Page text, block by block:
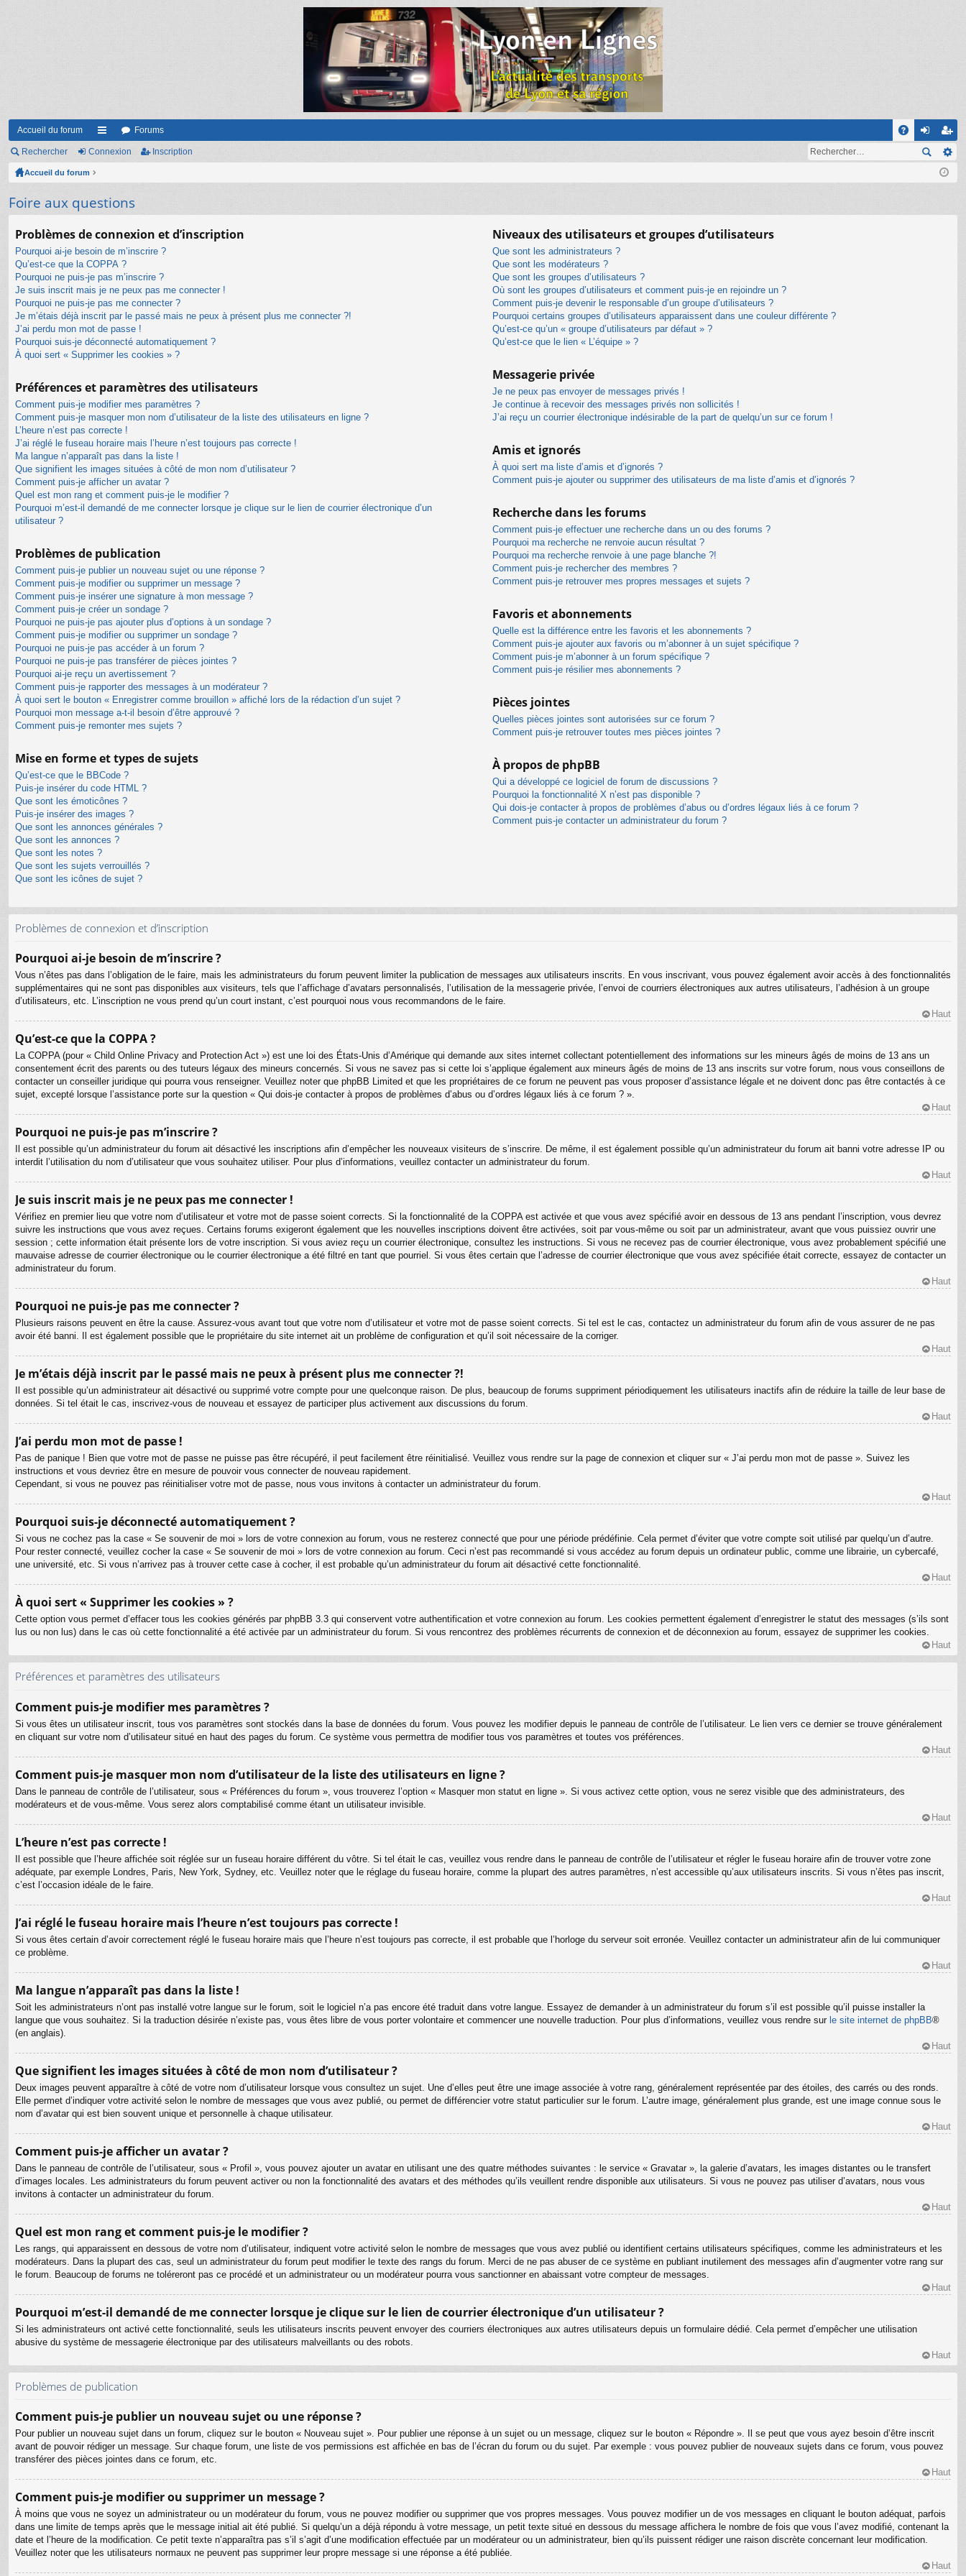
Accueil du forum
ac
ci
s
Forums
on
on
ns
cri
on
Rechercher Connexion Inscription
Accueil du forum
Foire aux questions
Problèmes de connexion et d’inscription
Pourquoi ai-je besoin de m’inscrire ?
Qu’est-ce que la COPPA ?
Pourquoi ne puis-je pas m’inscrire ?
Je suis inscrit mais je ne peux pas me connecter !
Pourquoi ne puis-je pas me connecter ?
Je m’étais déjà inscrit par le passé mais ne peux à présent plus me connecter ?!
J’ai perdu mon mot de passe !
Pourquoi suis-je déconnecté automatiquement ?
À quoi sert « Supprimer les cookies » ?
Préférences et paramètres des utilisateurs
Comment puis-je modifier mes paramètres ?
Comment puis-je masquer mon nom d’utilisateur de la liste des utilisateurs en ligne ?
L’heure n’est pas correcte !
J’ai réglé le fuseau horaire mais l’heure n’est toujours pas correcte !
Ma langue n’apparaît pas dans la liste !
Que signifient les images situées à côté de mon nom d’utilisateur ?
Comment puis-je afficher un avatar ?
Quel est mon rang et comment puis-je le modifier ?
Pourquoi m’est-il demandé de me connecter lorsque je clique sur le lien de courrier électronique d’un
utilisateur ?
Problèmes de publication
Comment puis-je publier un nouveau sujet ou une réponse ?
Comment puis-je modifier ou supprimer un message ?
Comment puis-je insérer une signature à mon message ?
Comment puis-je créer un sondage ?
Pourquoi ne puis-je pas ajouter plus d’options à un sondage ?
Comment puis-je modifier ou supprimer un sondage ?
Pourquoi ne puis-je pas accéder à un forum ?
Pourquoi ne puis-je pas transférer de pièces jointes ?
Pourquoi ai-je reçu un avertissement ?
Comment puis-je rapporter des messages à un modérateur ?
À quoi sert le bouton « Enregistrer comme brouillon » affiché lors de la rédaction d’un sujet ?
Pourquoi mon message a-t-il besoin d’être approuvé ?
Comment puis-je remonter mes sujets ?
Mise en forme et types de sujets
Qu’est-ce que le BBCode ?
Puis-je insérer du code HTML ?
Que sont les émoticônes ?
Puis-je insérer des images ?
Que sont les annonces générales ?
Que sont les annonces ?
Que sont les notes ?
Que sont les sujets verrouillés ?
Que sont les icônes de sujet ?
Niveaux des utilisateurs et groupes d’utilisateurs
Que sont les administrateurs ?
Que sont les modérateurs ?
Que sont les groupes d’utilisateurs ?
Où sont les groupes d’utilisateurs et comment puis-je en rejoindre un ?
Comment puis-je devenir le responsable d’un groupe d’utilisateurs ?
Pourquoi certains groupes d’utilisateurs apparaissent dans une couleur différente ?
Qu’est-ce qu’un « groupe d’utilisateurs par défaut » ?
Qu’est-ce que le lien « L’équipe » ?
Messagerie privée
Je ne peux pas envoyer de messages privés !
Je continue à recevoir des messages privés non sollicités !
J’ai reçu un courrier électronique indésirable de la part de quelqu’un sur ce forum !
Amis et ignorés
À quoi sert ma liste d’amis et d’ignorés ?
Comment puis-je ajouter ou supprimer des utilisateurs de ma liste d’amis et d’ignorés ?
Recherche dans les forums
Comment puis-je effectuer une recherche dans un ou des forums ?
Pourquoi ma recherche ne renvoie aucun résultat ?
Pourquoi ma recherche renvoie à une page blanche ?!
Comment puis-je rechercher des membres ?
Comment puis-je retrouver mes propres messages et sujets ?
Favoris et abonnements
Quelle est la différence entre les favoris et les abonnements ?
Comment puis-je ajouter aux favoris ou m’abonner à un sujet spécifique ?
Comment puis-je m’abonner à un forum spécifique ?
Comment puis-je résilier mes abonnements ?
Pièces jointes
Quelles pièces jointes sont autorisées sur ce forum ?
Comment puis-je retrouver toutes mes pièces jointes ?
À propos de phpBB
Qui a développé ce logiciel de forum de discussions ?
Pourquoi la fonctionnalité X n’est pas disponible ?
Qui dois-je contacter à propos de problèmes d’abus ou d’ordres légaux liés à ce forum ?
Comment puis-je contacter un administrateur du forum ?
Problèmes de connexion et d’inscription
Pourquoi ai-je besoin de m’inscrire ?
Vous n’êtes pas dans l’obligation de le faire, mais les administrateurs du forum peuvent limiter la publication de messages aux utilisateurs inscrits. En vous inscrivant, vous pouvez également avoir accès à des fonctionnalités
supplémentaires qui ne sont pas disponibles aux visiteurs, tels que l’affichage d’avatars personnalisés, l’utilisation de la messagerie privée, l’envoi de courriers électroniques aux autres utilisateurs, l’adhésion à un groupe
d’utilisateurs, etc. L’inscription ne vous prend qu’un court instant, c’est pourquoi nous vous recommandons de le faire.
Haut
Qu’est-ce que la COPPA ?
La COPPA (pour « Child Online Privacy and Protection Act ») est une loi des États-Unis d’Amérique qui demande aux sites internet collectant potentiellement des informations sur les mineurs âgés de moins de 13 ans un
consentement écrit des parents ou des tuteurs légaux des mineurs concernés. Si vous ne savez pas si cette loi s’applique également aux mineurs âgés de moins de 13 ans inscrits sur votre forum, nous vous conseillons de
contacter un conseiller juridique qui pourra vous renseigner. Veuillez noter que phpBB Limited et que les propriétaires de ce forum ne peuvent pas vous proposer d’assistance légale et ne doivent donc pas être contactés à ce
sujet, excepté lorsque l’assistance porte sur la question « Qui dois-je contacter à propos de problèmes d’abus ou d’ordres légaux liés à ce forum ? ».
Haut
Pourquoi ne puis-je pas m’inscrire ?
Il est possible qu’un administrateur du forum ait désactivé les inscriptions afin d’empêcher les nouveaux visiteurs de s’inscrire. De même, il est également possible qu’un administrateur du forum ait banni votre adresse IP ou
interdit l’utilisation du nom d’utilisateur que vous souhaitez utiliser. Pour plus d’informations, veuillez contacter un administrateur du forum.
Haut
Je suis inscrit mais je ne peux pas me connecter !
Vérifiez en premier lieu que votre nom d’utilisateur et votre mot de passe soient corrects. Si la fonctionnalité de la COPPA est activée et que vous avez spécifié avoir en dessous de 13 ans pendant l’inscription, vous devrez
suivre les instructions que vous avez reçues. Certains forums exigeront également que les nouvelles inscriptions doivent être activées, soit par vous-même ou soit par un administrateur, avant que vous puissiez ouvrir une
session ; cette information était présente lors de votre inscription. Si vous aviez reçu un courrier électronique, consultez les instructions. Si vous ne recevez pas de courrier électronique, vous avez probablement spécifié une
mauvaise adresse de courrier électronique ou le courrier électronique a été filtré en tant que pourriel. Si vous êtes certain que l’adresse de courrier électronique que vous avez spécifiée était correcte, essayez de contacter un
administrateur du forum.
Haut
Pourquoi ne puis-je pas me connecter ?
Plusieurs raisons peuvent en être la cause. Assurez-vous avant tout que votre nom d’utilisateur et votre mot de passe soient corrects. Si tel est le cas, contactez un administrateur du forum afin de vous assurer de ne pas
avoir été banni. Il est également possible que le propriétaire du site internet ait un problème de configuration et qu’il soit nécessaire de la corriger.
Haut
Je m’étais déjà inscrit par le passé mais ne peux à présent plus me connecter ?!
Il est possible qu’un administrateur ait désactivé ou supprimé votre compte pour une quelconque raison. De plus, beaucoup de forums suppriment périodiquement les utilisateurs inactifs afin de réduire la taille de leur base de
données. Si tel était le cas, inscrivez-vous de nouveau et essayez de participer plus activement aux discussions du forum.
Haut
J’ai perdu mon mot de passe !
Pas de panique ! Bien que votre mot de passe ne puisse pas être récupéré, il peut facilement être réinitialisé. Veuillez vous rendre sur la page de connexion et cliquer sur « J’ai perdu mon mot de passe ». Suivez les
instructions et vous devriez être en mesure de pouvoir vous connecter de nouveau rapidement.
Cependant, si vous ne pouvez pas réinitialiser votre mot de passe, nous vous invitons à contacter un administrateur du forum.
Haut
Pourquoi suis-je déconnecté automatiquement ?
Si vous ne cochez pas la case « Se souvenir de moi » lors de votre connexion au forum, vous ne resterez connecté que pour une période prédéfinie. Cela permet d’éviter que votre compte soit utilisé par quelqu’un d’autre.
Pour rester connecté, veuillez cocher la case « Se souvenir de moi » lors de votre connexion au forum. Ceci n’est pas recommandé si vous accédez au forum depuis un ordinateur public, comme une librairie, un cybercafé,
une université, etc. Si vous n’arrivez pas à trouver cette case à cocher, il est probable qu’un administrateur du forum ait désactivé cette fonctionnalité.
Haut
À quoi sert « Supprimer les cookies » ?
Cette option vous permet d’effacer tous les cookies générés par phpBB 3.3 qui conservent votre authentification et votre connexion au forum. Les cookies permettent également d’enregistrer le statut des messages (s’ils sont
lus ou non lus) dans le cas où cette fonctionnalité a été activée par un administrateur du forum. Si vous rencontrez des problèmes récurrents de connexion et de déconnexion au forum, essayez de supprimer les cookies.
Haut
Préférences et paramètres des utilisateurs
Comment puis-je modifier mes paramètres ?
Si vous êtes un utilisateur inscrit, tous vos paramètres sont stockés dans la base de données du forum. Vous pouvez les modifier depuis le panneau de contrôle de l’utilisateur. Le lien vers ce dernier se trouve généralement
en cliquant sur votre nom d’utilisateur situé en haut des pages du forum. Ce système vous permettra de modifier tous vos paramètres et toutes vos préférences.
Haut
Comment puis-je masquer mon nom d’utilisateur de la liste des utilisateurs en ligne ?
Dans le panneau de contrôle de l’utilisateur, sous « Préférences du forum », vous trouverez l’option « Masquer mon statut en ligne ». Si vous activez cette option, vous ne serez visible que des administrateurs, des
modérateurs et de vous-même. Vous serez alors comptabilisé comme étant un utilisateur invisible.
Haut
L’heure n’est pas correcte !
Il est possible que l’heure affichée soit réglée sur un fuseau horaire différent du vôtre. Si tel était le cas, veuillez vous rendre dans le panneau de contrôle de l’utilisateur et régler le fuseau horaire afin de trouver votre zone
adéquate, par exemple Londres, Paris, New York, Sydney, etc. Veuillez noter que le réglage du fuseau horaire, comme la plupart des autres paramètres, n’est accessible qu’aux utilisateurs inscrits. Si vous n’êtes pas inscrit,
c’est l’occasion idéale de le faire.
Haut
J’ai réglé le fuseau horaire mais l’heure n’est toujours pas correcte !
Si vous êtes certain d’avoir correctement réglé le fuseau horaire mais que l’heure n’est toujours pas correcte, il est probable que l’horloge du serveur soit erronée. Veuillez contacter un administrateur afin de lui communiquer
ce problème.
Haut
Ma langue n’apparaît pas dans la liste !
Soit les administrateurs n’ont pas installé votre langue sur le forum, soit le logiciel n’a pas encore été traduit dans votre langue. Essayez de demander à un administrateur du forum s’il est possible qu’il puisse installer la
langue que vous souhaitez. Si la traduction désirée n’existe pas, vous êtes libre de vous porter volontaire et commencer une nouvelle traduction. Pour plus d’informations, veuillez vous rendre sur le site internet de phpBB®
(en anglais).
Haut
Que signifient les images situées à côté de mon nom d’utilisateur ?
Deux images peuvent apparaître à côté de votre nom d’utilisateur lorsque vous consultez un sujet. Une d’elles peut être une image associée à votre rang, généralement représentée par des étoiles, des carrés ou des ronds.
Elle permet d’indiquer votre activité selon le nombre de messages que vous avez publié, ou permet de différencier votre statut particulier sur le forum. L’autre image, généralement plus grande, est une image connue sous le
nom d’avatar qui est bien souvent unique et personnelle à chaque utilisateur.
Haut
Comment puis-je afficher un avatar ?
Dans le panneau de contrôle de l’utilisateur, sous « Profil », vous pouvez ajouter un avatar en utilisant une des quatre méthodes suivantes : le service « Gravatar », la galerie d’avatars, les images distantes ou le transfert
d’images locales. Les administrateurs du forum peuvent activer ou non la fonctionnalité des avatars et des méthodes qu’ils veuillent rendre disponible aux utilisateurs. Si vous ne pouvez pas utiliser d’avatars, nous vous
invitons à contacter un administrateur du forum.
Haut
Quel est mon rang et comment puis-je le modifier ?
Les rangs, qui apparaissent en dessous de votre nom d’utilisateur, indiquent votre activité selon le nombre de messages que vous avez publié ou identifient certains utilisateurs spécifiques, comme les administrateurs et les
modérateurs. Dans la plupart des cas, seul un administrateur du forum peut modifier le texte des rangs du forum. Merci de ne pas abuser de ce système en publiant inutilement des messages afin d’augmenter votre rang sur
le forum. Beaucoup de forums ne toléreront pas ce procédé et un administrateur ou un modérateur pourra vous sanctionner en abaissant votre compteur de messages.
Haut
Pourquoi m’est-il demandé de me connecter lorsque je clique sur le lien de courrier électronique d’un utilisateur ?
Si les administrateurs ont activé cette fonctionnalité, seuls les utilisateurs inscrits peuvent envoyer des courriers électroniques aux autres utilisateurs depuis un formulaire dédié. Cela permet d’empêcher une utilisation
abusive du système de messagerie électronique par des utilisateurs malveillants ou des robots.
Haut
Problèmes de publication
Comment puis-je publier un nouveau sujet ou une réponse ?
Pour publier un nouveau sujet dans un forum, cliquez sur le bouton « Nouveau sujet ». Pour publier une réponse à un sujet ou un message, cliquez sur le bouton « Répondre ». Il se peut que vous ayez besoin d’être inscrit
avant de pouvoir rédiger un message. Sur chaque forum, une liste de vos permissions est affichée en bas de l’écran du forum ou du sujet. Par exemple : vous pouvez publier de nouveaux sujets dans ce forum, vous pouvez
transférer des pièces jointes dans ce forum, etc.
Haut
Comment puis-je modifier ou supprimer un message ?
À moins que vous ne soyez un administrateur ou un modérateur du forum, vous ne pouvez modifier ou supprimer que vos propres messages. Vous pouvez modifier un de vos messages en cliquant le bouton adéquat, parfois
dans une limite de temps après que le message initial ait été publié. Si quelqu’un a déjà répondu à votre message, un petit texte situé en dessous du message affichera le nombre de fois que vous l’avez modifié, contenant la
date et l’heure de la modification. Ce petit texte n’apparaîtra pas s’il s’agit d’une modification effectuée par un modérateur ou un administrateur, bien qu’ils puissent rédiger une raison discrète concernant leur modification.
Veuillez noter que les utilisateurs normaux ne peuvent pas supprimer leur propre message si une réponse a été publiée.
Haut